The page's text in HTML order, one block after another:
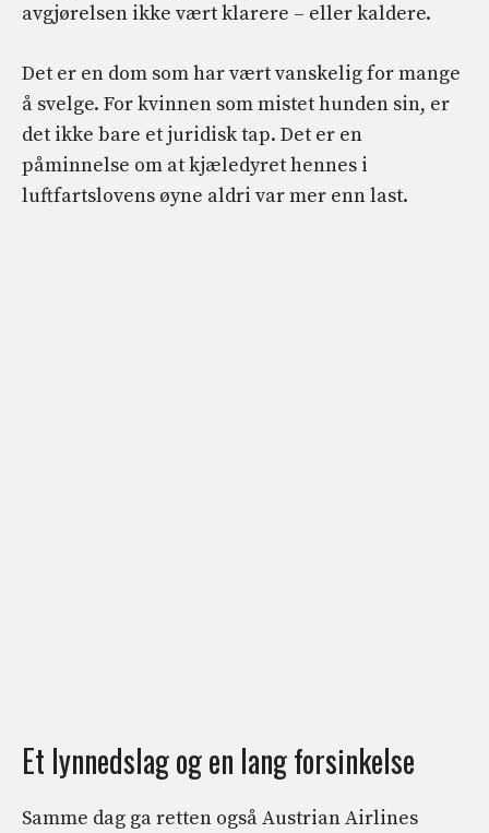
avgjørelsen ikke vært klarere – eller kaldere.
Det er en dom som har vært vanskelig for mange
å svelge. For kvinnen som mistet hunden sin, er
det ikke bare et juridisk tap. Det er en
påminnelse om at kjæledyret hennes i
luftfartslovens øyne aldri var mer enn last.
Et lynnedslag og en lang forsinkelse
Samme dag ga retten også Austrian Airlines